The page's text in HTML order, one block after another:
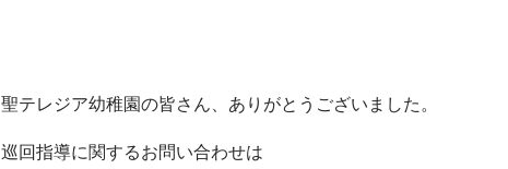
聖テレジア幼稚園の皆さん、ありがとうございました。
巡回指導に関するお問い合わせは